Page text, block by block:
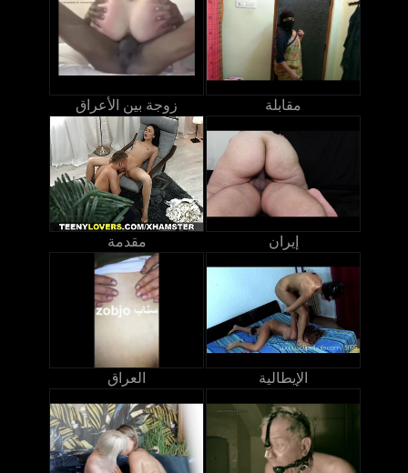
زوجة بين الأعراق مقابلة
مقدمة إيران
العراق الإيطالية